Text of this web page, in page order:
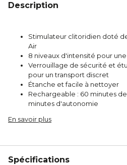
Description
Stimulateur clitoridien doté
Air
8 niveaux d'intensité pour
Verrouillage de sécurité et
pour un transport discret
Étanche et facile à nettoyer
Rechargeable : 60 minutes
minutes d'autonomie
En savoir plus
Spécifications